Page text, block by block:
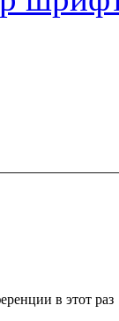
в этот раз